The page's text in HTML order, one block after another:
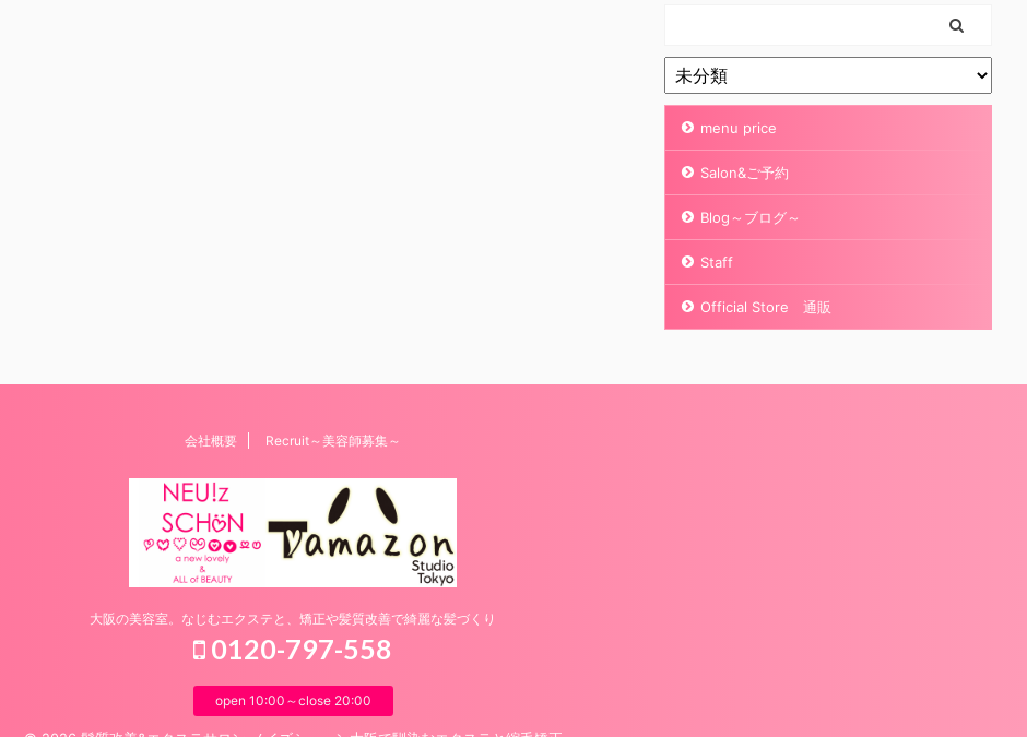
menu price
Salon&ご予約
Blog～ブログ～
Staff
Official Store 通販
会社概要 Recruit～美容師募集～
大阪の美容室。なじむエクステと、矯正や髪質改善で綺麗な髪づくり
0120-797-558
open 10:00～close 20:00